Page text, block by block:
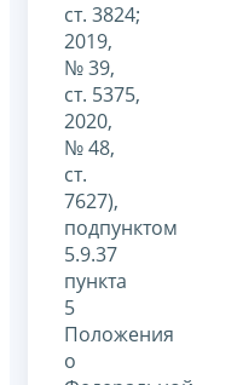
ст. 3824;
2019,
№ 39,
ст. 5375,
2020,
№ 48,
ст.
7627),
подпунктом
5.9.37
пункта
5
Положения
о